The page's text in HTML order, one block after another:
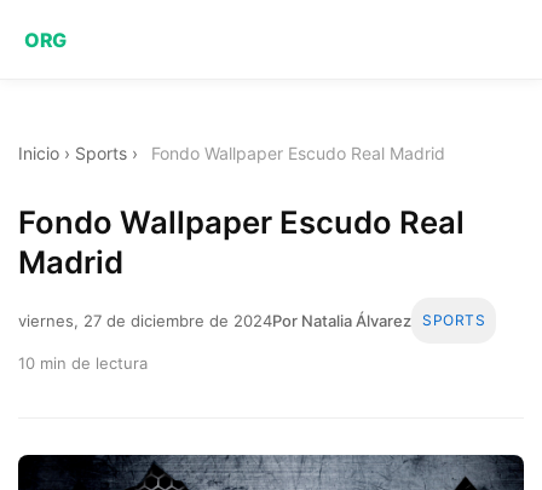
ORG
Inicio › Sports › Fondo Wallpaper Escudo Real Madrid
Fondo Wallpaper Escudo Real
Madrid
viernes, 27 de diciembre de 2024Por Natalia Álvarez SPORTS
10 min de lectura